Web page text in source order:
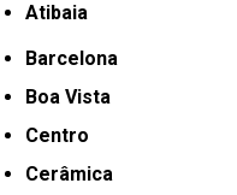
Atibaia
Barcelona
Boa Vista
Centro
Cerâmica